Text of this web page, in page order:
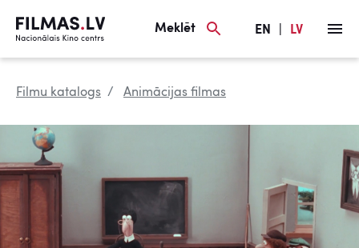
Meklēt EN LV
Filmu katalogs Animācijas filmas